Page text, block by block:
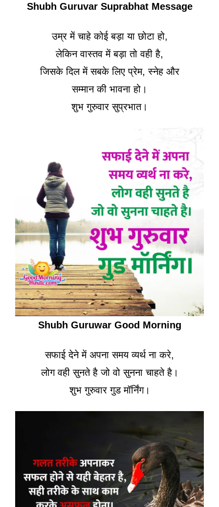
Shubh Guruvar Suprabhat Message
उम्र में चाहे कोई बड़ा या छोटा हो,
लेकिन वास्तव में बड़ा तो वही है,
जिसके दिल में सबके लिए प्रेम, स्नेह और
सम्मान की भावना हो।
शुभ गुरुवार सुप्रभात।
Shubh Guruwar Good Morning
सफाई देने में अपना समय व्यर्थ ना करे,
लोग वही सुनते है जो वो सुनना चाहते है।
शुभ गुरुवार गुड मॉर्निंग।